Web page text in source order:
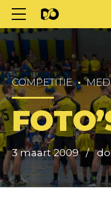
COMPETITIE
3 maart 2009